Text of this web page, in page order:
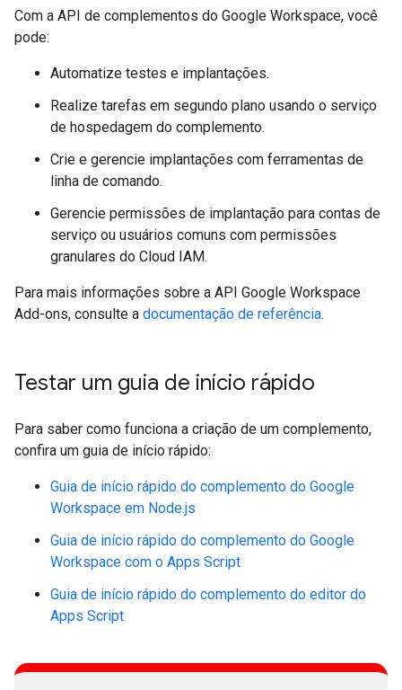
Com a API de complementos do Google Workspace, você
pode:
Automatize testes e implantações.
Realize tarefas em segundo plano usando o serviço
de hospedagem do complemento.
Crie e gerencie implantações com ferramentas de
linha de comando.
Gerencie permissões de implantação para contas de
serviço ou usuários comuns com permissões
granulares do Cloud IAM.
Para mais informações sobre a API Google Workspace
Add-ons, consulte a documentação de referência.
Testar um guia de início rápido
Para saber como funciona a criação de um complemento,
confira um guia de início rápido:
Guia de início rápido do complemento do Google
Workspace em Node.js
Guia de início rápido do complemento do Google
Workspace com o Apps Script
Guia de início rápido do complemento do editor do
Apps Script